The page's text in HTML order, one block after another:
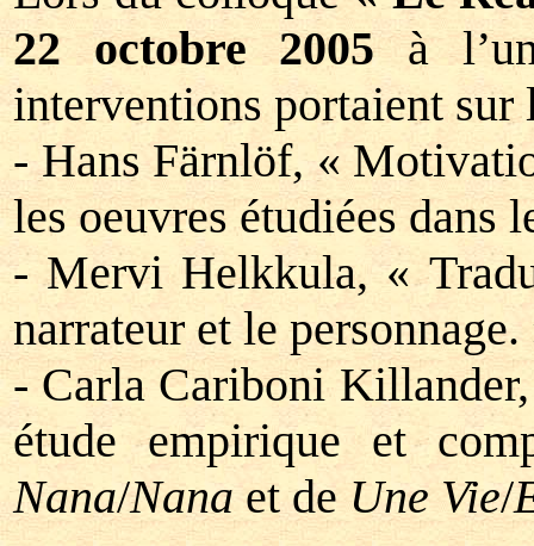
22 octobre 2005à
interventions portaient sur
- Hans Färnlöf, «
les oeuvres étudiées dans
- Mervi Helkkula, «
narrateur et le personnage.
- Carla Cariboni
étude empirique et
Nana/Nanaet de Une Vie/